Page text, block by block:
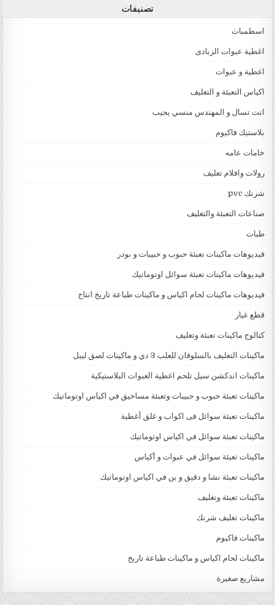
تصنيفات
اسطمبات
اغطية عبوات الزبادى
اغطية و عبوات
اكياس التعبئة و التغليف
انت تسال و المهندس منسي يجيب
بلاستيك فاكيوم
خامات عامه
رولات وافلام تغليف
شرنك pvc
صناعات التعبئة والتغليف
طبات
فيديوهات ماكينات تعبئة حبوب و حبيبات و بودر
فيديوهات ماكينات تعبئة سوائل اوتوماتيك
فيديوهات ماكينات لحام اكياس و ماكينات طباعة تاريخ انتاج
قطع غيار
كتالوج ماكينات تعبئة وتغليف
ماكينات التغليف بالسلوفان للعلب 3 دي و ماكينات لصق ليبل
ماكينات اندكشن سيل تلحم اغطية العبوات البلاستيكية
ماكينات تعبئة حبوب و حبيبات وتعبئة مساحيق في اكياس اوتوماتيك
ماكينات تعبئة سوائل فى اكواب و غلق أغطية
ماكينات تعبئة سوائل في اكياس اوتوماتيك
ماكينات تعبئة سوائل في عبوات و أكياس
ماكينات تعبئة نشا و دقيق و بن في اكياس اوتوماتيك
ماكينات تعبئة وتغليف
ماكينات تغليف شرنك
ماكينات فاكيوم
ماكينات لحام اكياس و ماكينات طباعة تاريخ
مشاريع صغيرة